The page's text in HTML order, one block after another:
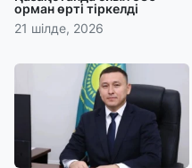
орман өрті тіркелді
21 шілде, 2026